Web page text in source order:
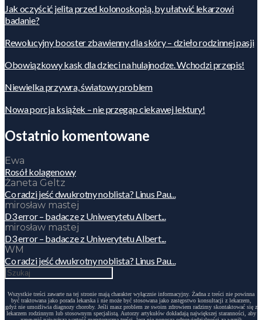
Jak oczyścić jelita przed kolonoskopią, by ułatwić lekarzowi
badanie?
Rewolucyjny booster zbawienny dla skóry – dzieło rodzinnej pasji
Obowiązkowy kask dla dzieci na hulajnodze. Wchodzi przepis!
Niewielka przywra, światowy problem
Nowa porcja książek – nie przegap ciekawej lektury!
Ostatnio komentowane
Ewa
Rosół kolagenowy
Żaneta Geltz
Co radzi jeść dwukrotny noblista? Linus Pau...
mirosław mastej
D3 error – badacze z Uniwerytetu Albert...
mirosław mastej
D3 error – badacze z Uniwerytetu Albert...
WM
Co radzi jeść dwukrotny noblista? Linus Pau...
Wszystkie treści zawarte na tej stronie mają charakter wyłącznie informacyjny. Żadna z treści nie powinna
być traktowana jako porada lekarska i nie może być stosowana jako zastępstwo konsultacji z lekarzem,
gdyż nie umożliwia diagnozy choroby. Jeśli masz problem ze swoim zdrowiem radzimy skontaktować się z
lekarzem rodzinnym lub stosownym specjalistą. Autorzy artykułów dokładają największej staranności, aby